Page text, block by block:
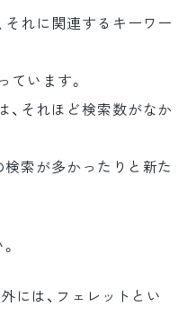
それに関連するキーワー
ています。
、それほど検索数がなか
検索が多かったりと新た
には、フェレットとい